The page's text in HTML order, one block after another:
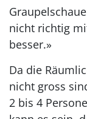
nicht richtig
besser.»
Da die
nicht gross
2 bis 4